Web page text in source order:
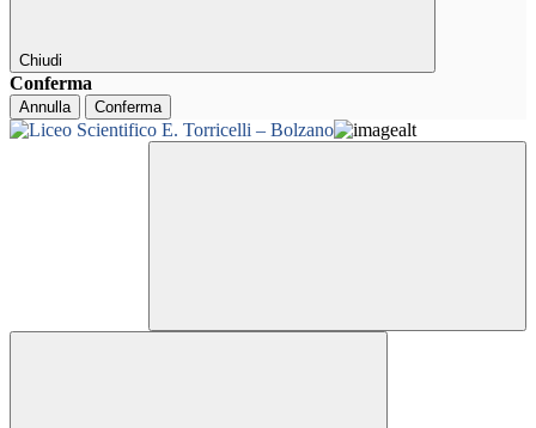
Chiudi
Conferma
Annulla Conferma